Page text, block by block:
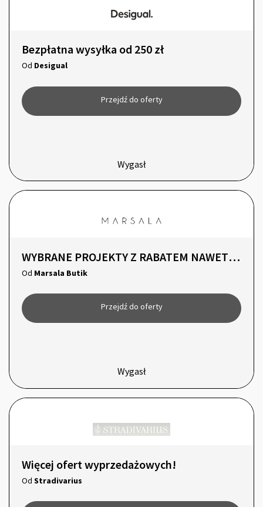
Bezpłatna wysyłka od 250 zł
Od Desigual
Przejdź do oferty
Wygasł
WYBRANE PROJEKTY Z RABATEM NAWET -60%
Od Marsala Butik
Przejdź do oferty
Wygasł
Więcej ofert wyprzedażowych!
Od Stradivarius